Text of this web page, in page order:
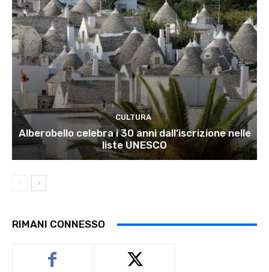
CULTURA
Alberobello celebra i 30 anni dall’iscrizione nelle
liste UNESCO
RIMANI CONNESSO